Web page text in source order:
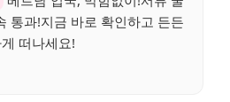
통과!지금 바로 확인하고 든든
떠나세요!